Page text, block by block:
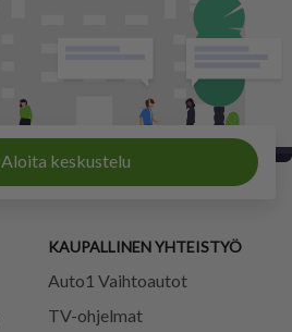
Aloita keskustelu
KAUPALLINEN YHTEISTYÖ
Auto1 Vaihtoautot
TV-ohjelmat